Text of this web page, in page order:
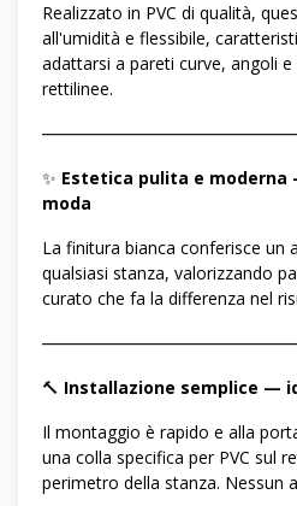
Realizzato in PVC di qualità,
all'umidità e flessibile,
adattarsi a pareti curve, angoli
rettilinee.
✨ Estetica pulita e moderna
moda
La finitura bianca conferisce un
qualsiasi stanza, valorizzando
curato che fa la differenza nel
🔨 Installazione semplice —
Il montaggio è rapido e alla
una colla specifica per PVC sul
perimetro della stanza. Nessun